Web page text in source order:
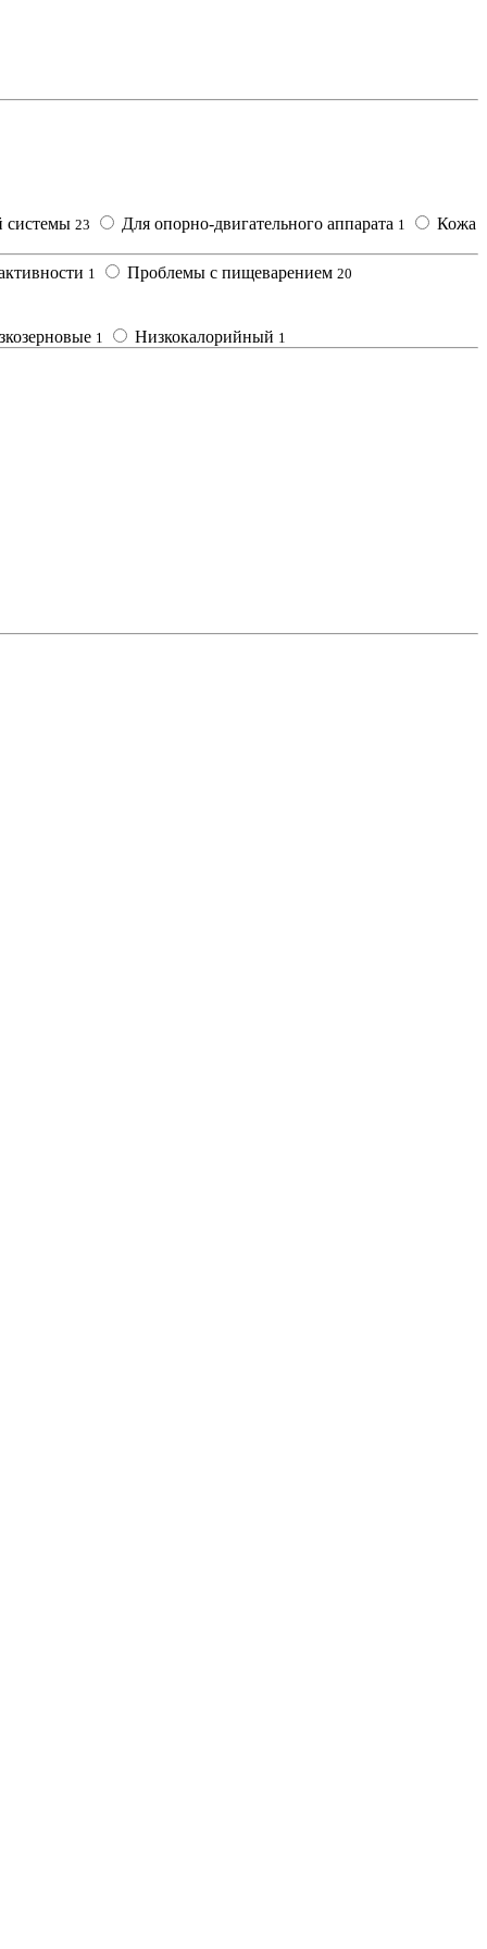
23 Для опорно-двигательного аппарата 1 Кожа
1 Проблемы с пищеварением 20
1 Низкокалорийный 1